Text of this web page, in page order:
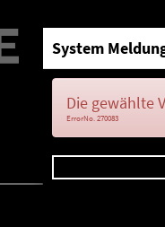
System
Die gewählte
ErrorNo. 270083